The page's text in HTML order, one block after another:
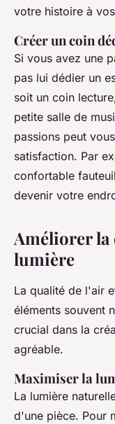
votre histoire à
Créer un coin
Si vous avez une
pas lui dédier un
soit un coin
petite salle de
passions peut
satisfaction. Par
confortable
devenir votre
Améliorer la
lumière
La qualité de l'air
éléments souvent
crucial dans la
agréable.
Maximiser la
La lumière
d'une pièce. Pour